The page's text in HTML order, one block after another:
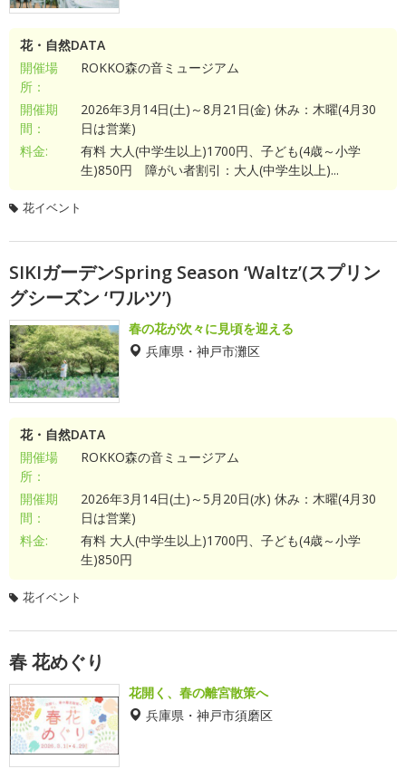
花・自然DATA
開催場
所：
ROKKO森の音ミュージアム
開催期
間：
2026年3月14日(土)～8月21日(金) 休み：木曜(4月30
日は営業)
料金:
有料 大人(中学生以上)1700円、子ども(4歳～小学
生)850円 障がい者割引：大人(中学生以上)...
花イベント
SIKIガーデンSpring Season ‘Waltz’(スプリン
グシーズン ‘ワルツ’)
春の花が次々に見頃を迎える
兵庫県・神戸市灘区
花・自然DATA
開催場
所：
ROKKO森の音ミュージアム
開催期
間：
2026年3月14日(土)～5月20日(水) 休み：木曜(4月30
日は営業)
料金:
有料 大人(中学生以上)1700円、子ども(4歳～小学
生)850円
花イベント
春 花めぐり
花開く、春の離宮散策へ
兵庫県・神戸市須磨区